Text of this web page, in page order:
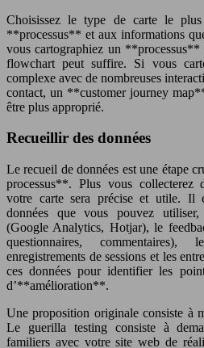
Choisissez le type de carte le
**processus** et aux informations
vous cartographiez un **processus**
flowchart peut suffire. Si vous
complexe avec de nombreuses
contact, un **customer journey
être plus approprié.
Recueillir des données
Le recueil de données est une étape
processus**. Plus vous collecterez
votre carte sera précise et utile. Il
données que vous pouvez
(Google Analytics, Hotjar), le
questionnaires,
enregistrements de sessions et les
ces données pour identifier les
d’**amélioration**.
Une proposition originale consiste à
Le guerilla testing consiste à
familiers avec votre site web de